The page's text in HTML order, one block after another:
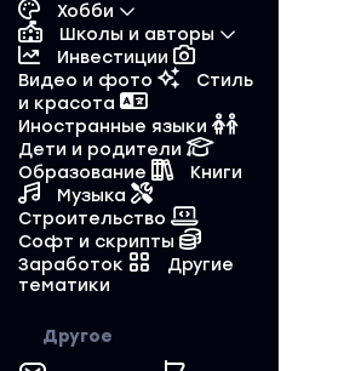
Хобби
Школы и авторы
Инвестиции
Видео и фото
Стиль
и красота
Иностранные языки
Дети и родители
Образование
Книги
Музыка
Строительство
Софт и скрипты
Заработок
Другие
тематики
Другое